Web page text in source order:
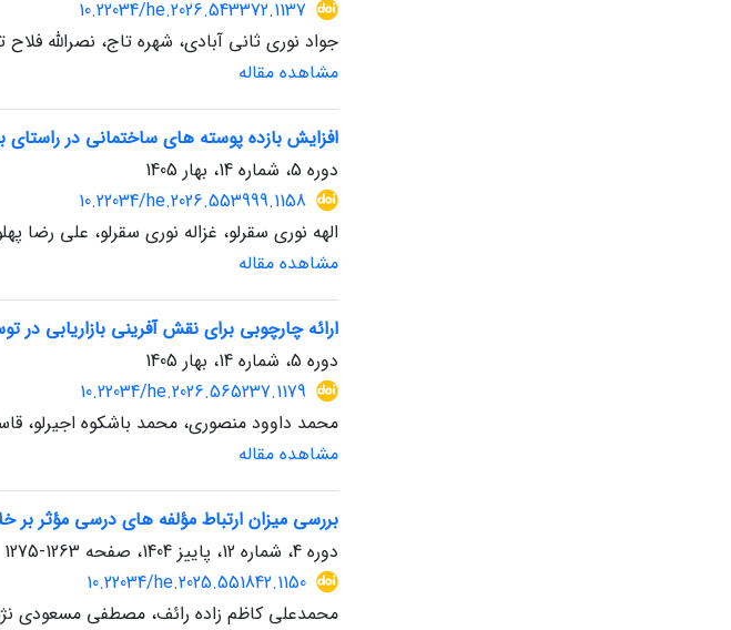
10.22034/he.2026.543372.1137
جواد نوری ثانی آبادی، شهره تاج، نصرالله فلاح
مشاهده مقاله
افزایش بازده پوسته های ساختمانی در راستای
دوره 5، شماره 14، بهار 1405
10.22034/he.2026.553999.1158
الهه نوری سقرلو، غزاله نوری سقرلو، علی رضا
مشاهده مقاله
ارائه چارچوبی برای نقش آفرینی بازاریابی در
دوره 5، شماره 14، بهار 1405
10.22034/he.2026.565237.1179
محمد داوود منصوری، محمد باشکوه اجیرلو،
مشاهده مقاله
بررسی میزان ارتباط مؤلفه های درسی مؤثر بر
دوره 4، شماره 12، پاییز 1404، صفحه
1263-1275
10.22034/he.2025.551842.1150
محمدعلی کاظم زاده رائف، مصطفی مسعودی